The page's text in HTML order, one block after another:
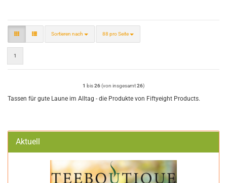
Sortieren nach
Sortieren nach 88 pro Seite
pro Seite
1
1 bis26(von insgesamt26)
Tassen für gute Laune im Alltag - die Produkte von Fiftyeight Products.
Aktuell